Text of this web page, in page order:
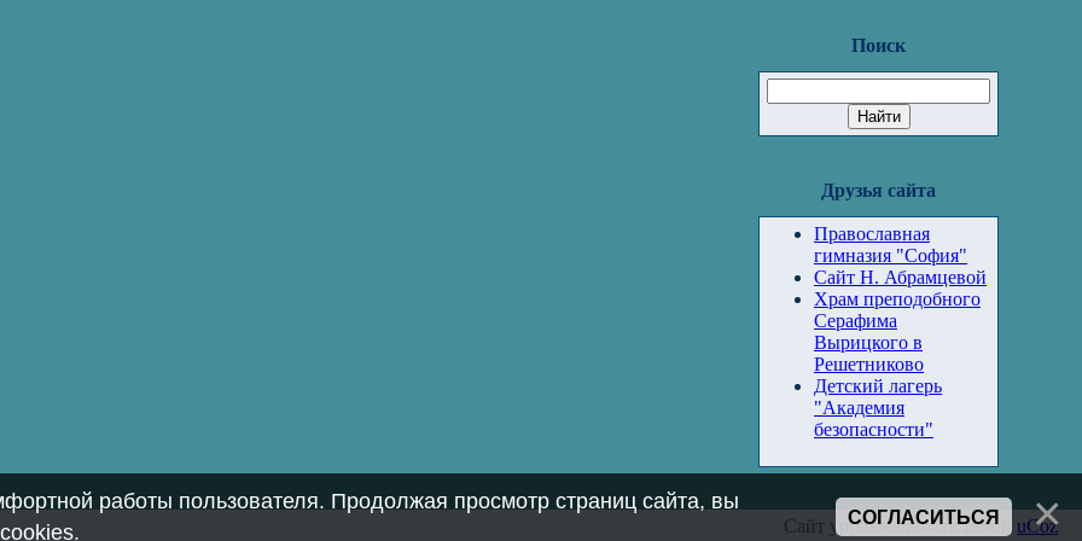
Поиск
Друзья сайта
Православная
гимназия "София"
Сайт Н. Абрамцевой
Храм преподобного
Серафима
Вырицкого в
Решетниково
Детский лагерь
"Академия
безопасности"
Сайт управляется системой uCoz
работы пользователя. Продолжая просмотр страниц сайта, вы
.
СОГЛАСИТЬСЯ